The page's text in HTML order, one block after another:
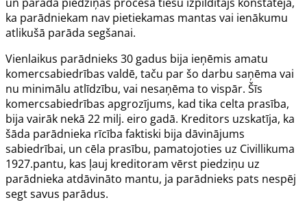
ka parādniekam nav pietiekamas mantas vai ienākumu
atlikušā parāda segšanai.
Vienlaikus parādnieks 30 gadus bija ieņēmis amatu
komercsabiedrības valdē, taču par šo darbu saņēma vai
nu minimālu atlīdzību, vai nesaņēma to vispār. Šīs
komercsabiedrības apgrozījums, kad tika celta prasība,
bija vairāk nekā 22 milj. eiro gadā. Kreditors uzskatīja, ka
šāda parādnieka rīcība faktiski bija dāvinājums
sabiedrībai, un cēla prasību, pamatojoties uz Civillikuma
1927.pantu, kas ļauj kreditoram vērst piedziņu uz
parādnieka atdāvināto mantu, ja parādnieks pats nespēj
segt savus parādus.